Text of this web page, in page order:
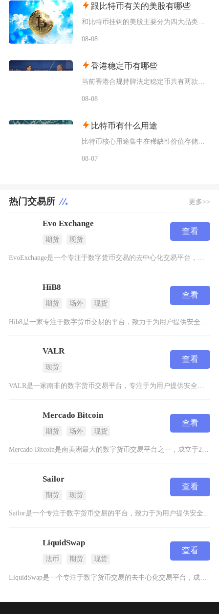
跟比特币有关的美股有哪些
08-08
香港稳定币有哪些
08-08
比特币有什么用途
08-07
热门交易所 更多>>
Evo Exchange
期货 现货
查看
EvoExchange是一个专注于数字货币交易的去中心化交易平台，成立于2024年。这个平
HiB8
期货 场外 现货
查看
VALR
现货
查看
Mercado Bitcoin
期货 场外 现货
查看
Sailor
期货 现货
查看
Sailor是一个专注于数字货币交易的平台，致力于为用户提供安全、便捷的数字资产交易服务。
LiquidSwap
法币 期货 现货
查看
LiquidSwap是一个专注于数字货币交易的去中心化交易平台，成立于2022年，目前支持